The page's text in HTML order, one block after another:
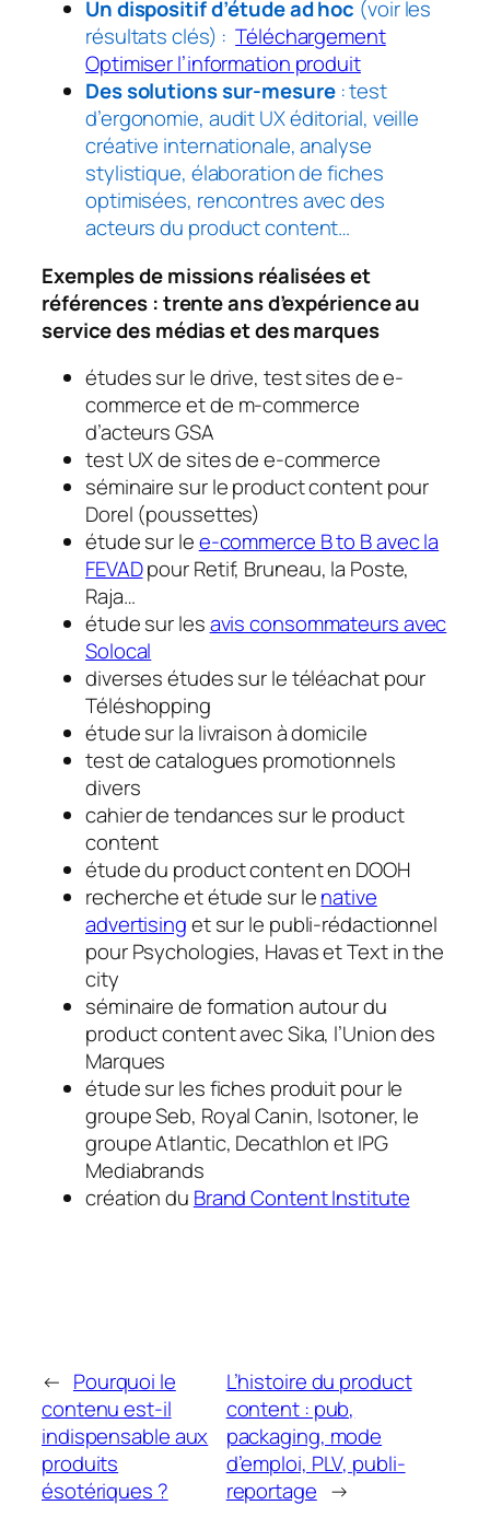
Un dispositif d’étude ad hoc (voir les
résultats clés) :Téléchargement
Optimiser l’information produit
Des solutions sur-mesure: test
d’ergonomie, audit UX éditorial, veille
créative internationale, analyse
stylistique, élaboration de fiches
optimisées, rencontres avec des
acteurs du product content…
Exemples de missions réalisées et
références :trente ans d’expérience au
service des médias et des marques
études sur le drive, test sites de e-
commerce et de m-commerce
d’acteurs GSA
test UX de sites de e-commerce
séminaire sur le product content pour
Dorel (poussettes)
étude sur lee-commerce B to B avec la
FEVADpour Retif, Bruneau, la Poste,
Raja…
étude sur lesavis consommateurs avec
Solocal
diverses études sur le téléachat pour
Téléshopping
étude sur la livraison à domicile
test de catalogues promotionnels
divers
cahier de tendances sur le product
content
étude du product content en DOOH
recherche et étude sur lenative
advertisinget sur le publi-rédactionnel
pour Psychologies, Havas et Text in the
city
séminaire de formation autour du
product content avec Sika, l’Union des
Marques
étude sur les fiches produit pour le
groupe Seb, Royal Canin, Isotoner, le
groupe Atlantic, Decathlon et IPG
Mediabrands
création du Brand Content Institute
← Pourquoi le
contenu est-il
indispensable aux
produits
ésotériques ?
L’histoire du product
content : pub,
packaging, mode
d’emploi, PLV, publi-
reportage →